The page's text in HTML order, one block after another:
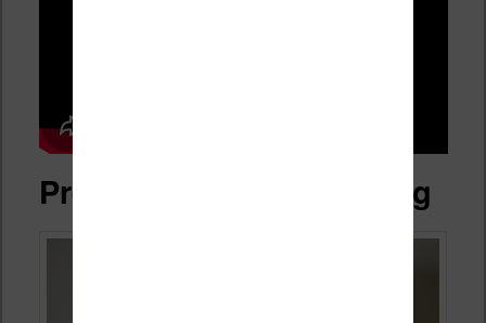
Présentation et packaging